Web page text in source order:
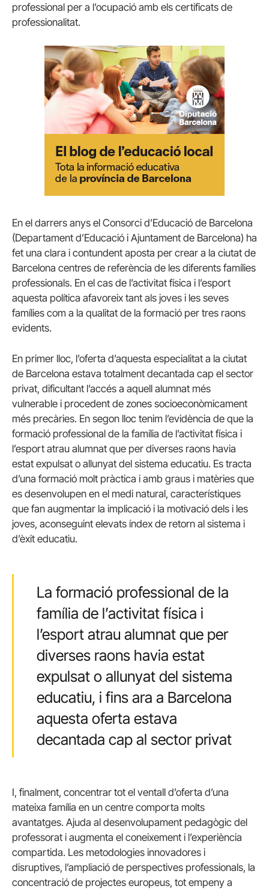
professional per a l’ocupació amb els certificats de
professionalitat.
En el darrers anys el Consorci d’Educació de Barcelona
(Departament d’Educació i Ajuntament de Barcelona) ha
fet una clara i contundent aposta per crear a la ciutat de
Barcelona centres de referència de les diferents famílies
professionals. En el cas de l’activitat física i l’esport
aquesta política afavoreix tant als joves i les seves
famílies com a la qualitat de la formació per tres raons
evidents.
En primer lloc, l’oferta d’aquesta especialitat a la ciutat
de Barcelona estava totalment decantada cap el sector
privat, dificultant l’accés a aquell alumnat més
vulnerable i procedent de zones socioeconòmicament
més precàries. En segon lloc tenim l’evidència de que la
formació professional de la família de l’activitat física i
l’esport atrau alumnat que per diverses raons havia
estat expulsat o allunyat del sistema educatiu. Es tracta
d’una formació molt pràctica i amb graus i matèries que
es desenvolupen en el medi natural, característiques
que fan augmentar la implicació i la motivació dels i les
joves, aconseguint elevats índex de retorn al sistema i
d’èxit educatiu.
La formació professional de la
família de l’activitat física i
l’esport atrau alumnat que per
diverses raons havia estat
expulsat o allunyat del sistema
educatiu, i fins ara a Barcelona
aquesta oferta estava
decantada cap al sector privat
I, finalment, concentrar tot el ventall d’oferta d’una
mateixa família en un centre comporta molts
avantatges. Ajuda al desenvolupament pedagògic del
professorat i augmenta el coneixement i l’experiència
compartida. Les metodologies innovadores i
disruptives, l’ampliació de perspectives professionals, la
concentració de projectes europeus, tot empeny a